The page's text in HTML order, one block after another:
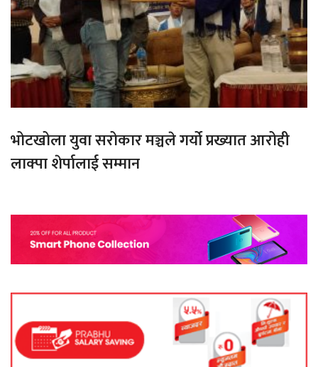
भोटखोला युवा सरोकार मञ्चले गर्यो प्रख्यात आरोही
लाक्पा शेर्पालाई सम्मान